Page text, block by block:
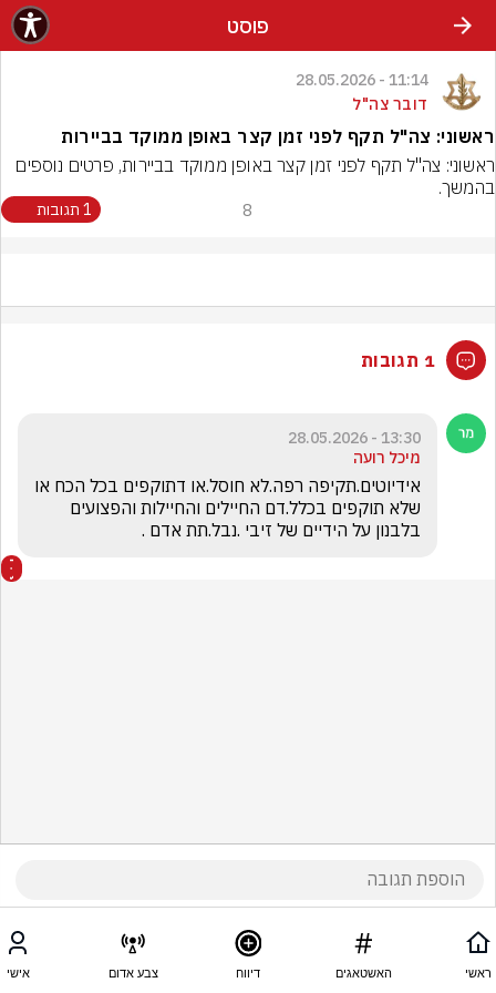
פוסט
11:14 - 28.05.2026
דובר צה"ל
ראשוני: צה"ל תקף לפני זמן קצר באופן ממוקד בביירות
בהמשך.
8 1 תגובות
1 תגובות
13:30 - 28.05.2026
מיכל רועה
בלבנון על הידיים של זיבי .נבל.תת אדם .
ראשי האשטאגים דיווח צבע אדום אישי